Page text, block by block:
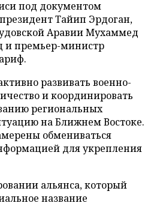
под документом
Тайип Эрдоган,
Аравии Мухаммед
и премьер-министр
развивать военно-
и координировать
региональных
на Ближнем Востоке.
обмениваться
для укрепления
альянса, который
название